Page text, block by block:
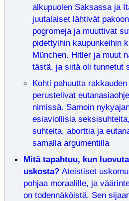
alkupuolen Saksassa ja
juutalaiset lähtivät
pogromeja ja muuttivat
pidettyihin kaupunkeihin
München. Hitler ja muut
tästä, ja siitä oli tunnetut
Kohti pahuutta
perustelivat
nimissä. Samoin
esiaviollisia
suhteita, aborttia ja
samalla argumentilla
Mitä tapahtuu, kun
uskosta? Ateistiset
pohjaa moraalille, ja
on todennäköistä. Sen